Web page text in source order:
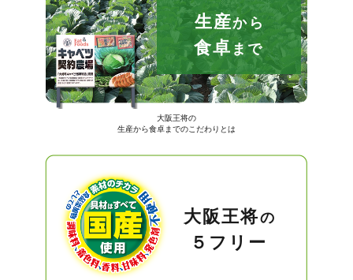
生産から
食卓 まで
大阪王将の
生産から食卓までのこだわりとは
大阪王将の
５フリー